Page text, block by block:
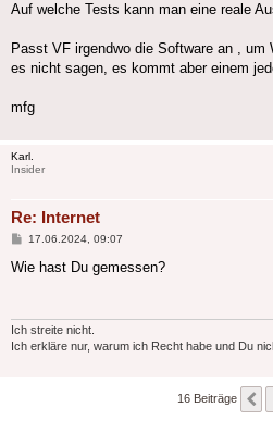
Auf welche Tests kann man eine reale
Passt VF irgendwo die Software an ,
es nicht sagen, es kommt aber einem
mfg
Karl.
Insider
Re: Internet
Beitrag
17.06.2024, 09:07
Wie hast Du gemessen?
Ich streite nicht.
Ich erkläre nur, warum ich Recht habe und Du
16 Beiträge